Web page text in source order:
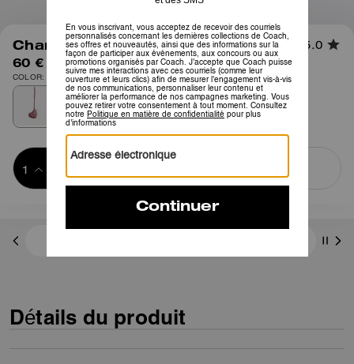
1/2
Charm Cœur Matelassé 5.0
60 €
COLOR: Laiton/Pivoine
panier
Détails du produit